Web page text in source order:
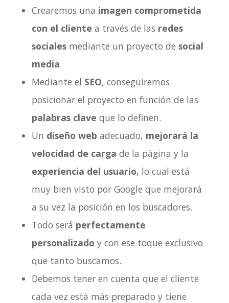
Crearemos una imagen comprometida
con el cliente a través de las redes
sociales mediante un proyecto desocial
media.
Mediante el SEO, conseguiremos
posicionar el proyecto en función de las
palabras clave que lo definen.
Un diseño web adecuado, mejorará la
velocidad de carga de la página y la
experiencia del usuario, lo cual está
muy bien visto por Google que mejorará
a su vez la posición en los buscadores.
Todo será perfectamente
personalizado y con ese toque exclusivo
que tanto buscamos.
Debemos tener en cuenta que el cliente
cada vez está más preparado y tiene